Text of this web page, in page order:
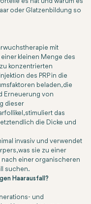
oder Glatzenbildung so
mit
einer kleinen Menge des
konzentrierten
des PRP in die
beladen, die
Erneuerung von
dieser
stimuliert das
die Dicke und
invasiv und verwendet
was sie zu einer
nach einer organischeren
suchen.
Haarausfall?
und